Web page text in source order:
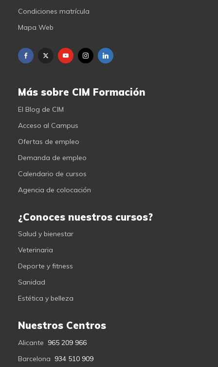
Condiciones matrícula
Mapa Web
Más sobre CIM Formación
El Blog de CIM
Acceso al Campus
Ofertas de empleo
Demanda de empleo
Calendario de cursos
Agencia de colocación
¿Conoces nuestros cursos?
Salud y bienestar
Veterinaria
Deporte y fitness
Sanidad
Estética y belleza
Nuestros Centros
Alicante 965 209 966
Barcelona 934 510 909